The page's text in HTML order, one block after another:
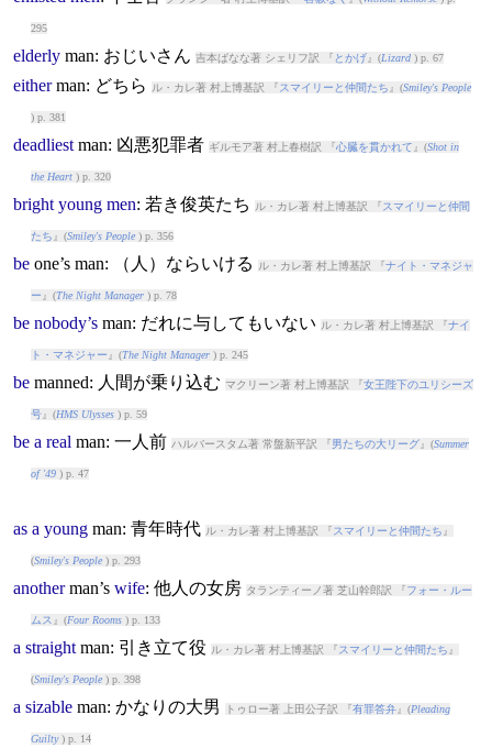
295
elderly man: おじいさん 吉本ばなな著 シェリフ訳 『 とかげ』(Lizard) p. 67
either man: どちら ル・カレ著 村上博基訳 『スマイリーと仲間たち 』(Smiley's People
) p. 381
deadliest man: 凶悪犯罪者 ギルモア著 村上春樹訳 『心臓を貫かれて 』(Shot in
the Heart) p. 320
bright young men: 若き俊英たち ル・カレ著 村上博基訳 『スマイリーと仲間
たち 』(Smiley's People) p. 356
beone’s man: （人）ならいける ル・カレ著 村上博基訳 『ナイト・マネジャ
ー 』(The Night Manager) p. 78
be nobody’s man: だれに与してもいない ル・カレ著 村上博基訳 『ナイ
ト・マネジャー 』(The Night Manager) p. 245
be manned: 人間が乗り込む マクリーン著 村上博基訳 『女王陛下のユリシーズ
号』(HMS Ulysses) p. 59
be a real man: 一人前 ハルバースタム著 常盤新平訳 『男たちの大リーグ』(Summer
of '49) p. 47
as a young man: 青年時代 ル・カレ著 村上博基訳 『スマイリーと仲間たち 』
(Smiley's People) p. 293
another man’s wife: 他人の女房 タランティーノ著 芝山幹郎訳 『フォー・ルー
ムス 』(Four Rooms) p. 133
a straight man: 引き立て役 ル・カレ著 村上博基訳 『スマイリーと仲間たち 』
(Smiley's People) p. 398
a sizable man: かなりの大男 トゥロー著 上田公子訳 『有罪答弁』(Pleading
Guilty) p. 14